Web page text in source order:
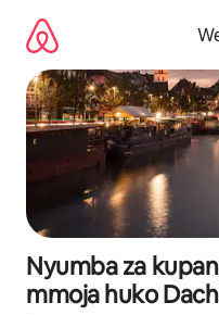
kwenda
kwenye
maudhui
Nyumba za
mmoja huko